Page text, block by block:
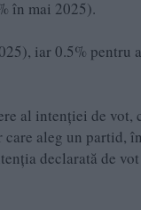
în mai 2025).
iar 0.5% pentru
al intenției de vot,
care aleg un partid,
declarată de vot